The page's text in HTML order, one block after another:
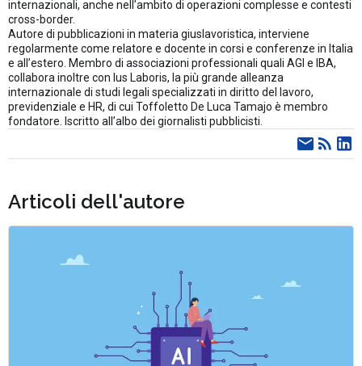
internazionali, anche nell’ambito di operazioni complesse e contesti
cross-border.
Autore di pubblicazioni in materia giuslavoristica, interviene
regolarmente come relatore e docente in corsi e conferenze in Italia
e all’estero. Membro di associazioni professionali quali AGI e IBA,
collabora inoltre con Ius Laboris, la più grande alleanza
internazionale di studi legali specializzati in diritto del lavoro,
previdenziale e HR, di cui Toffoletto De Luca Tamajo è membro
fondatore. Iscritto all’albo dei giornalisti pubblicisti.
Articoli dell'autore